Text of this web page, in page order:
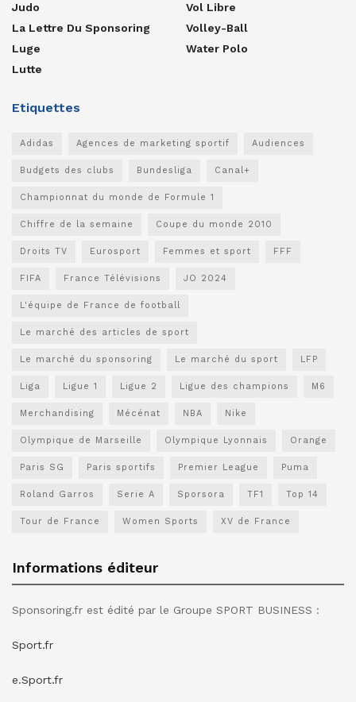
Judo
La Lettre Du Sponsoring
Luge
Lutte
Vol Libre
Volley-Ball
Water Polo
Etiquettes
Adidas Agences de marketing sportif Audiences
Budgets des clubs Bundesliga Canal+
Championnat du monde de Formule 1
Chiffre de la semaine Coupe du monde 2010
Droits TV Eurosport Femmes et sport FFF
FIFA France Télévisions JO 2024
L'équipe de France de football
Le marché des articles de sport
Le marché du sponsoring Le marché du sport LFP
Liga Ligue 1 Ligue 2 Ligue des champions M6
Merchandising Mécénat NBA Nike
Olympique de Marseille Olympique Lyonnais Orange
Paris SG Paris sportifs Premier League Puma
Roland Garros Serie A Sporsora TF1 Top 14
Tour de France Women Sports XV de France
Informations éditeur
Sponsoring.fr est édité par le Groupe SPORT BUSINESS :
Sport.fr
e.Sport.fr